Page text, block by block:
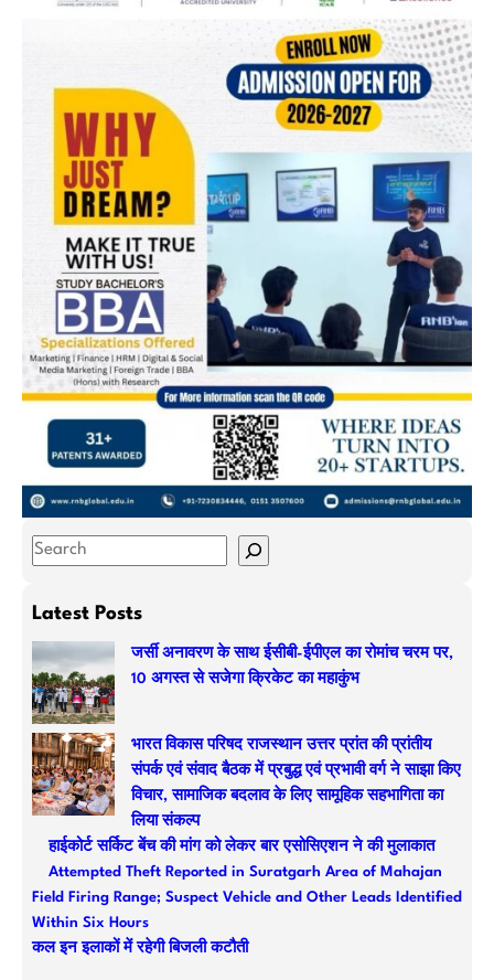
S
a
c
h
Latest Posts
जर्सी अनावरण के साथ ईसीबी-ईपीएल का रोमांच चरम पर,
10 अगस्त से सजेगा क्रिकेट का महाकुंभ
भारत विकास परिषद राजस्थान उत्तर प्रांत की प्रांतीय
संपर्क एवं संवाद बैठक में प्रबुद्ध एवं प्रभावी वर्ग ने साझा किए
विचार, सामाजिक बदलाव के लिए सामूहिक सहभागिता का
लिया संकल्प
हाईकोर्ट सर्किट बेंच की मांग को लेकर बार एसोसिएशन ने की मुलाकात
Attempted Theft Reported in Suratgarh Area of Mahajan
Field Firing Range; Suspect Vehicle and Other Leads Identified
Within Six Hours
कल इन इलाकों में रहेगी बिजली कटौती